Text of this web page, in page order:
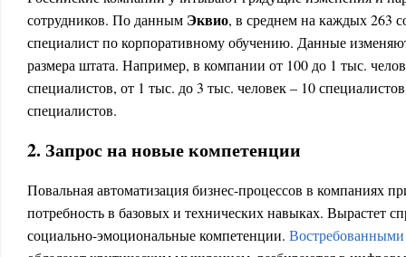
сотрудников. По данным Эквио, в среднем на каждых 263
специалист по корпоративному обучению. Данные
размера штата. Например, в компании от 100 до 1 тыс.
специалистов, от 1 тыс. до 3 тыс. человек – 10
специалистов.
2. Запрос на новые компетенции
Повальная автоматизация бизнес-процессов в компаниях
потребность в базовых и технических навыках. Вырастет
социально-эмоциональные компетенции.